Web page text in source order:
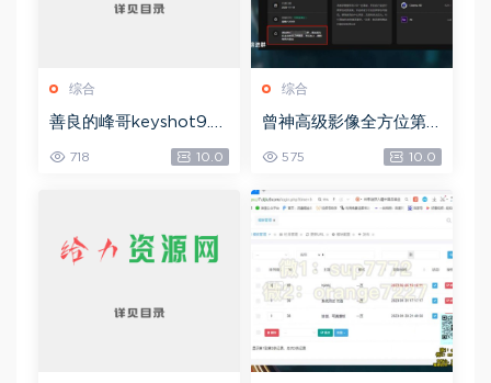
综合
善良的峰哥keyshot9.0
自学宝典，网盘下载(2.3
6G)
718 10.0
综合
曾神高级影像全方位第
四期，网盘下载(49.08
G)
575 10.0